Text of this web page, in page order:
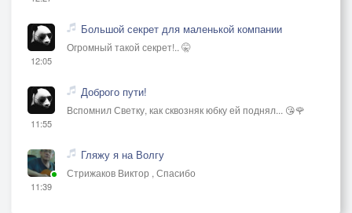
12:05
Большой секрет для маленькой компании
Огромный такой секрет!.. 🤫
11:55
Доброго пути!
Вспомнил Светку, как сквозняк юбку ей поднял... 😘🌹
11:39
Гляжу я на Волгу
Стрижаков Виктор , Спасибо